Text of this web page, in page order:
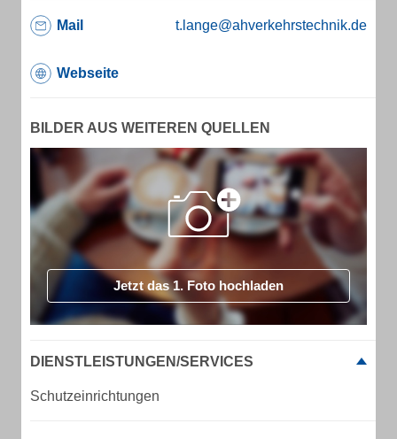
Mail t.lange@ahverkehrstechnik.de
Webseite
BILDER AUS WEITEREN QUELLEN
Jetzt das 1. Foto hochladen
DIENSTLEISTUNGEN/SERVICES
Schutzeinrichtungen